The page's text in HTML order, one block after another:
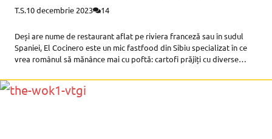
T.S.10 decembrie 2023 14
Deși are nume de restaurant aflat pe riviera franceză sau în sudul
Spaniei, El Cocinero este un mic fastfood din Sibiu specializat în ce
vrea românul să mănânce mai cu poftă: cartofi prăjiți cu diverse